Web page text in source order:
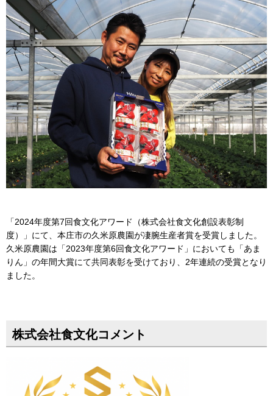
「2024年度第7回食文化アワード（株式会社食文化創設表彰制
度）」にて、本庄市の久米原農園が凄腕生産者賞を受賞しました。
久米原農園は「2023年度第6回食文化アワード」においても「あま
りん」の年間大賞にて共同表彰を受けており、2年連続の受賞となり
ました。
株式会社食文化コメント